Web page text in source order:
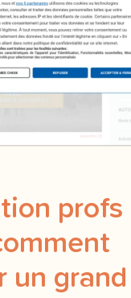
profs
un grand